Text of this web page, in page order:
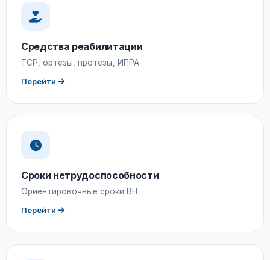
Средства реабилитации
ТСР, ортезы, протезы, ИПРА
Перейти
Сроки нетрудоспособности
Ориентировочные сроки ВН
Перейти